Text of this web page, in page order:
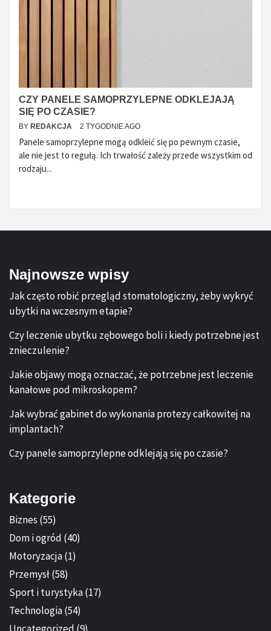
CZY PANELE SAMOPRZYLEPNE ODKLEJAJĄ
SIĘ PO CZASIE?
BY REDAKCJA 2 TYGODNIE AGO
Panele samoprzylepne mogą odkleić się po pewnym czasie,
ale nie jest to regułą. Ich trwałość zależy przede wszystkim od
rodzaju...
Najnowsze wpisy
Jak często robić przegląd stomatologiczny, żeby wykryć
ubytki na wczesnym etapie?
Czy leczenie ubytku zębowego boli i kiedy potrzebne jest
znieczulenie?
Jakie objawy mogą oznaczać, że potrzebne jest leczenie
kanałowe pod mikroskopem?
Jak wybrać gabinet do wykonania protezy całkowitej na
implantach?
Czy panele samoprzylepne odklejają się po czasie?
Kategorie
Biznes (55)
Dom i ogród (40)
Motoryzacja(1)
Przemysł(58)
Sport i turystyka(17)
Technologia(54)